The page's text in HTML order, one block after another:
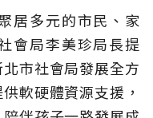
居多元的市民、家
會局李美珍局長提
市社會局發展全方
軟硬體資源支援，